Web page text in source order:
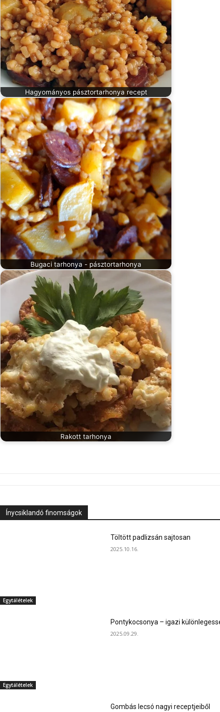
Hagyományos pásztortarhonya recept
Bugaci tarhonya - pásztortarhonya
Rakott tarhonya
Ínycsiklandó finomságok
Egytálételek
Töltött padlizsán sajtosan
2025.10.16.
Egytálételek
Pontykocsonya – igazi
2025.09.29.
Gombás lecsó nagyi receptjeiből